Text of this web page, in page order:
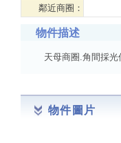
鄰近商圈：
物件描述
天母商圈.角間採
物件圖片